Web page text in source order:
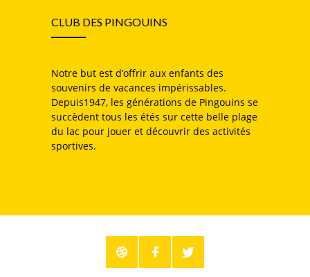
CLUB DES PINGOUINS
Notre but est d’offrir aux enfants des
souvenirs de vacances impérissables.
Depuis1947, les générations de Pingouins se
succèdent tous les étés sur cette belle plage
du lac pour jouer et découvrir des activités
sportives.